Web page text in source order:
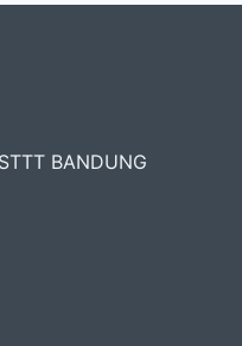
BANDUNG